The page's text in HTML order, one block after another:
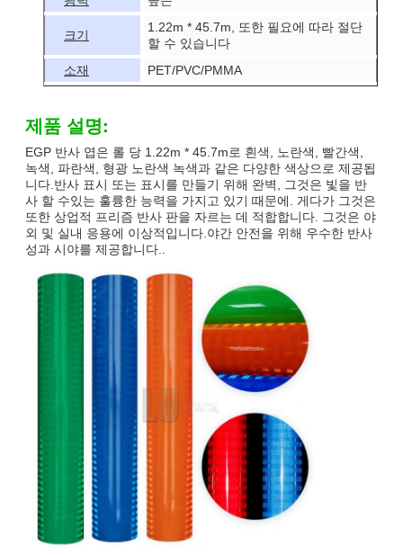
크기
1.22m * 45.7m, 또한 필요에 따라 절단
할 수 있습니다
소재
PET/PVC/PMMA
제품 설명:
EGP 반사 엽은 롤 당 1.22m * 45.7m로 흰색, 노란색, 빨간색,
녹색, 파란색, 형광 노란색 녹색과 같은 다양한 색상으로 제공됩
니다.반사 표시 또는 표시를 만들기 위해 완벽, 그것은 빛을 반
사 할 수있는 훌륭한 능력을 가지고 있기 때문에. 게다가 그것은
또한 상업적 프리즘 반사 판을 자르는 데 적합합니다. 그것은 야
외 및 실내 응용에 이상적입니다.야간 안전을 위해 우수한 반사
성과 시야를 제공합니다..